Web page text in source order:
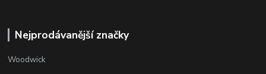
Nejprodávanější značky
Woodwick